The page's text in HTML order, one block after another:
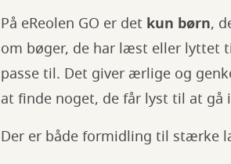
På eReolen GO er det kun børn,
om bøger, de har læst eller lyttet
passe til. Det giver ærlige og
at finde noget, de får lyst til at gå
Der er både formidling til stærke